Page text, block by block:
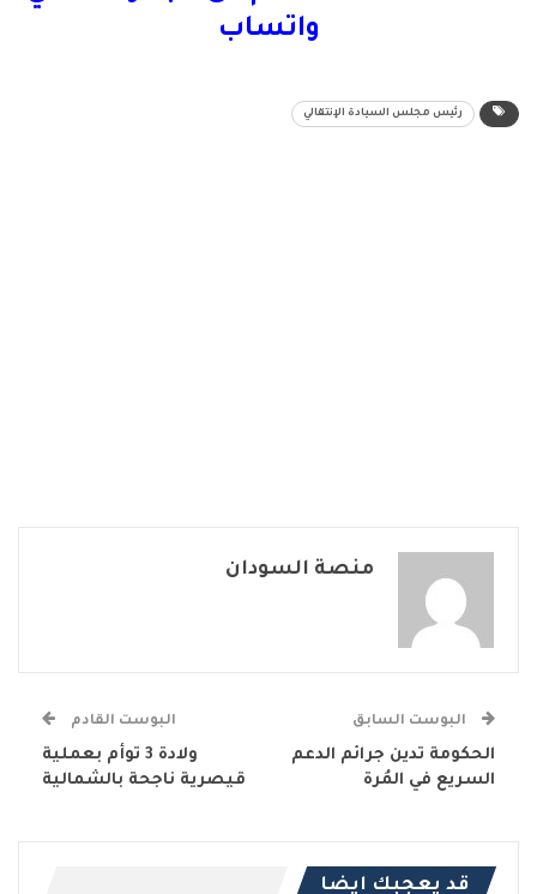
واتساب
رئيس مجلس السيادة الإنتقالي
منصة السودان
البوست السابق
الحكومة تدين جرائم الدعم
السريع في المُرة
البوست القادم
ولادة 3 توأم بعملية
قيصرية ناجحة بالشمالية
قد يعجبك ايضا